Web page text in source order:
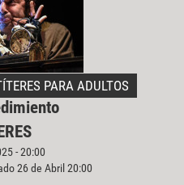
PARA ADULTOS
- 20:00
26 de Abril 20:00